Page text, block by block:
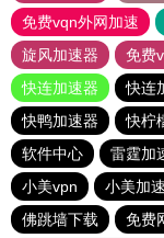
免费vqn外网加速
旋风加速器
免费
快连加速器
快连
快鸭加速器
快柠
软件中心
雷霆加
小美vpn
小美加
佛跳墙下载
免费